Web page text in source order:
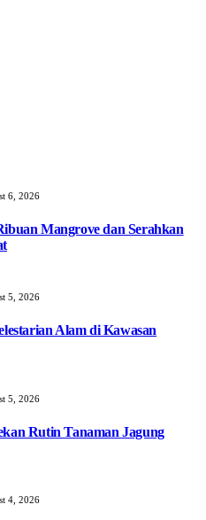
6, 2026
Mangrove dan Serahkan
5, 2026
Alam di Kawasan
5, 2026
Rutin Tanaman Jagung
4, 2026